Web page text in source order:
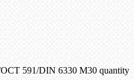
591/DIN 6330 М30 quantity